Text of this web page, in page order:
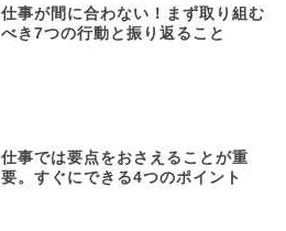
仕事が間に合わない！まず取り組む
べき7つの行動と振り返ること
仕事では要点をおさえることが重
要。すぐにできる4つのポイント